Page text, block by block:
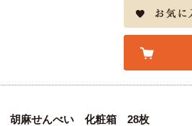
胡麻せんべい 化粧箱 28枚